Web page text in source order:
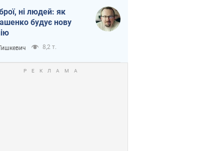
ні людей: як
будує нову
8,2 т.